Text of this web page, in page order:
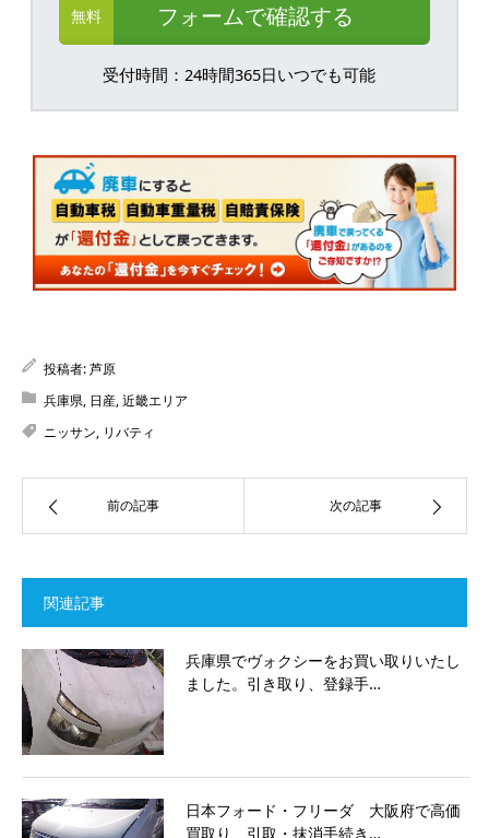
無料 フォームで確認する
受付時間：24時間365日いつでも可能
投稿者:芦原
兵庫県, 日産,近畿エリア
ニッサン, リバティ
前の記事 次の記事
関連記事
兵庫県でヴォクシーをお買い取りいたし
ました。引き取り、登録手…
日本フォード・フリーダ 大阪府で高価
買取り 引取・抹消手続き…